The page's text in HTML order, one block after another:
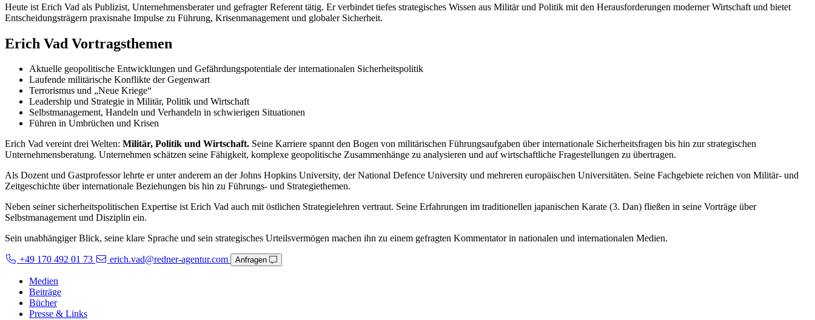
Heute ist Erich Vad als Publizist, Unternehmensberater und gefragter Referent tätig. Er verbindet tiefes strategisches Wissen aus Militär und Politik mit den Herausforderungen moderner Wirtschaft und bietet
Entscheidungsträgern praxisnahe Impulse zu Führung, Krisenmanagement und globaler Sicherheit.
Erich Vad Vortragsthemen
Aktuelle geopolitische Entwicklungen und Gefährdungspotentiale der internationalen Sicherheitspolitik
Laufende militärische Konflikte der Gegenwart
Terrorismus und „Neue Kriege“
Leadership und Strategie in Militär, Politik und Wirtschaft
Selbstmanagement, Handeln und Verhandeln in schwierigen Situationen
Führen in Umbrüchen und Krisen
Erich Vad vereint drei Welten: Militär, Politik und Wirtschaft. Seine Karriere spannt den Bogen von militärischen Führungsaufgaben über internationale Sicherheitsfragen bis hin zur strategischen
Unternehmensberatung. Unternehmen schätzen seine Fähigkeit, komplexe geopolitische Zusammenhänge zu analysieren und auf wirtschaftliche Fragestellungen zu übertragen.
Als Dozent und Gastprofessor lehrte er unter anderem an der Johns Hopkins University, der National Defence University und mehreren europäischen Universitäten. Seine Fachgebiete reichen von Militär- und
Zeitgeschichte über internationale Beziehungen bis hin zu Führungs- und Strategiethemen.
Neben seiner sicherheitspolitischen Expertise ist Erich Vad auch mit östlichen Strategielehren vertraut. Seine Erfahrungen im traditionellen japanischen Karate (3. Dan) fließen in seine Vorträge über
Selbstmanagement und Disziplin ein.
Sein unabhängiger Blick, seine klare Sprache und sein strategisches Urteilsvermögen machen ihn zu einem gefragten Kommentator in nationalen und internationalen Medien.
+49 170 492 01 73 erich.vad@redner-agentur.com Anfragen
Medien
Beiträge
Bücher
Presse & Links